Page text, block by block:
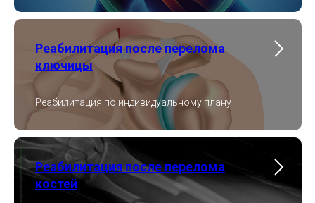
Реабилитация после перелома
ключицы
Реабилитация по индивидуальному плану
Реабилитация после перелома
костей